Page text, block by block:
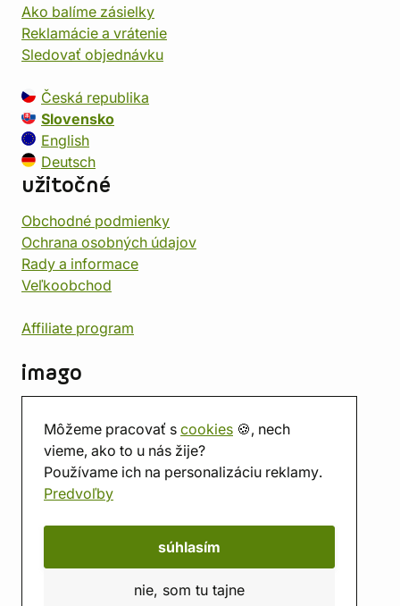
Môžeme pracovať s cookies 🍪, nech
vieme, ako to u nás žije?
Používame ich na personalizáciu reklamy.
Predvoľby
súhlasím
nie, som tu tajne
Ako balíme zásielky
Reklamácie a vrátenie
Sledovať objednávku
Česká republika
Slovensko
English
Deutsch
užitočné
Obchodné podmienky
Ochrana osobných údajov
Rady a informace
Veľkoobchod
Affiliate program
imago
Predajňa
Herňa
O nás
Hodnotenie obchodu